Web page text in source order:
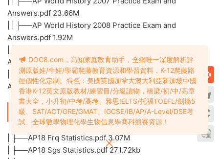
Answers.pdf 23.66M
| | ├──AP World History 2008 Practice Exam and
Answers.pdf 1.92M
| | ├──AP World History 2011 Practice Exam and
Answers.pdf 1.82M
| | └──AP World History 2013 Practice Exam and
Answers.pdf 11.24M
├──AP統計
| ├──AP18 Frq Statistics.pdf 3.07M
| ├──AP18 Sgs Statistics.pdf 271.72kb
DOC8.com，高知家庭教育助手，全網唯一深度解析評
測原版娃/牛娃/學霸爬藤教育資源和學習資料，K-12爬藤路
徑個性化定制。特色：美國英國加拿大澳大利亞新加坡中國
香港K-12英文原版教材/練習冊/分級讀物，橋梁/初/中/高章
書大全，小升初/中考/高考、雅思IELTS/托福TOEFL/劍橋5
級、SAT/ACT/GRE/GMAT、IGCSE/IB/AP/A-Level/DSE考
試、全球數學物理化學生物信息學商科競賽資源！